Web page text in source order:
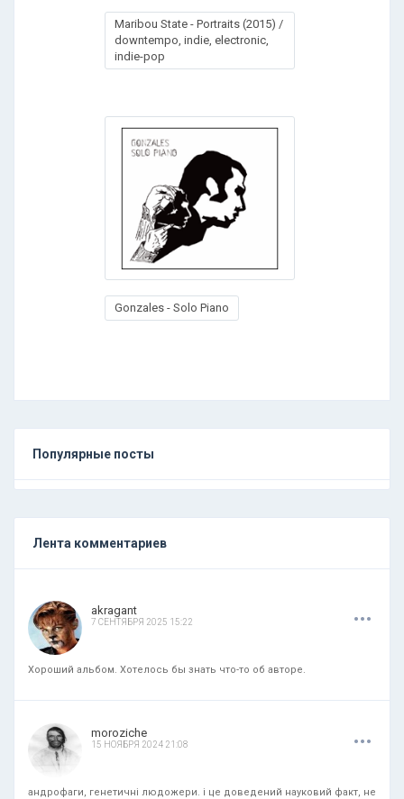
Maribоu Stаte - Pоrtraits (2015) /
downtempo, indie, electronic,
indie-pop
Gonzales - Solo Piano
Популярные посты
Лента комментариев
akragant
7 СЕНТЯБРЯ 2025 15:22 ...
Хороший альбом. Хотелось бы знать что-то об авторе.
moroziche
15 НОЯБРЯ 2024 21:08 ...
андрофаги, генетичні людожери. і це доведений науковий факт, не